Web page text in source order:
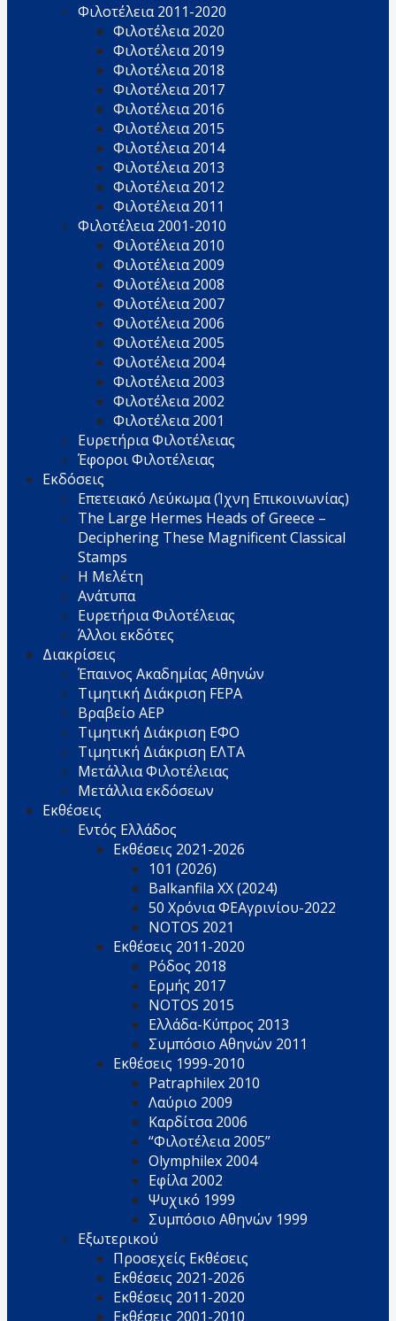
Φιλοτέλεια 2011-2020
Φιλοτέλεια 2020
Φιλοτέλεια 2019
Φιλοτέλεια 2018
Φιλοτέλεια 2017
Φιλοτέλεια 2016
Φιλοτέλεια 2015
Φιλοτέλεια 2014
Φιλοτέλεια 2013
Φιλοτέλεια 2012
Φιλοτέλεια 2011
Φιλοτέλεια 2001-2010
Φιλοτέλεια 2010
Φιλοτέλεια 2009
Φιλοτέλεια 2008
Φιλοτέλεια 2007
Φιλοτέλεια 2006
Φιλοτέλεια 2005
Φιλοτέλεια 2004
Φιλοτέλεια 2003
Φιλοτέλεια 2002
Φιλοτέλεια 2001
Ευρετήρια Φιλοτέλειας
Έφοροι Φιλοτέλειας
Εκδόσεις
Επετειακό Λεύκωμα (Ίχνη Επικοινωνίας)
The Large Hermes Heads of Greece –
Deciphering These Magnificent Classical
Stamps
Η Μελέτη
Ανάτυπα
Ευρετήρια Φιλοτέλειας
Άλλοι εκδότες
Διακρίσεις
Έπαινος Ακαδημίας Αθηνών
Τιμητική Διάκριση FEPA
Βραβείο AEP
Τιμητική Διάκριση ΕΦΟ
Τιμητική Διάκριση ΕΛΤΑ
Μετάλλια Φιλοτέλειας
Μετάλλια εκδόσεων
Εκθέσεις
Εντός Ελλάδος
Εκθέσεις 2021-2026
101 (2026)
Balkanfila XX (2024)
50 Χρόνια ΦΕΑγρινίου-2022
NOTOS 2021
Εκθέσεις 2011-2020
Ρόδος 2018
Ερμής 2017
NOTOS 2015
Ελλάδα-Κύπρος 2013
Συμπόσιο Αθηνών 2011
Εκθέσεις 1999-2010
Patraphilex 2010
Λαύριο 2009
Καρδίτσα 2006
“Φιλοτέλεια 2005”
Olymphilex 2004
Εφίλα 2002
Ψυχικό 1999
Συμπόσιο Αθηνών 1999
Εξωτερικού
Προσεχείς Εκθέσεις
Εκθέσεις 2021-2026
Εκθέσεις 2011-2020
Εκθέσεις 2001-2010